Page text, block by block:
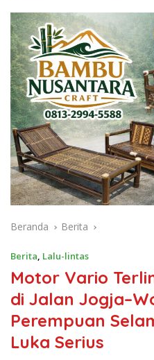
Beranda Berita
Berita, Lalu-lintas
Motor Vario
di Jalan
Perempuan
Luka Serius